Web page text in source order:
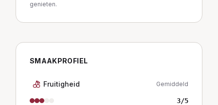
genieten.
SMAAKPROFIEL
Fruitigheid Gemiddeld
3/5